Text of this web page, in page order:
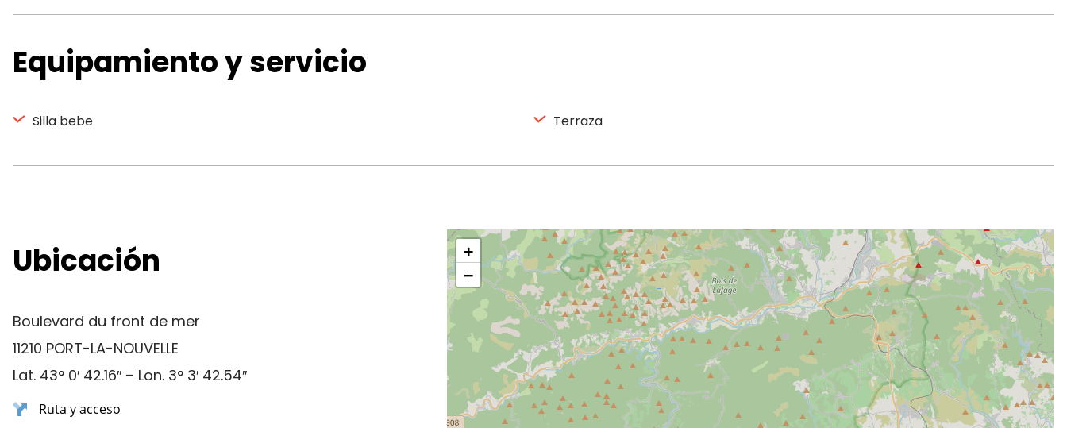
Equipamiento y servicio
Silla bebe Terraza
Ubicación
Boulevard du front de mer
11210 PORT-LA-NOUVELLE
Lat. 43° 0′ 42.16″ – Lon. 3° 3′ 42.54″
Ruta y acceso
+
−